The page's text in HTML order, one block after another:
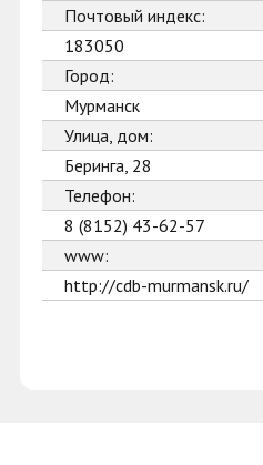
Почтовый индекс:
183050
Город:
Мурманск
Улица, дом:
Беринга, 28
Телефон:
8 (8152) 43-62-57
www:
http://cdb-murmansk.ru/